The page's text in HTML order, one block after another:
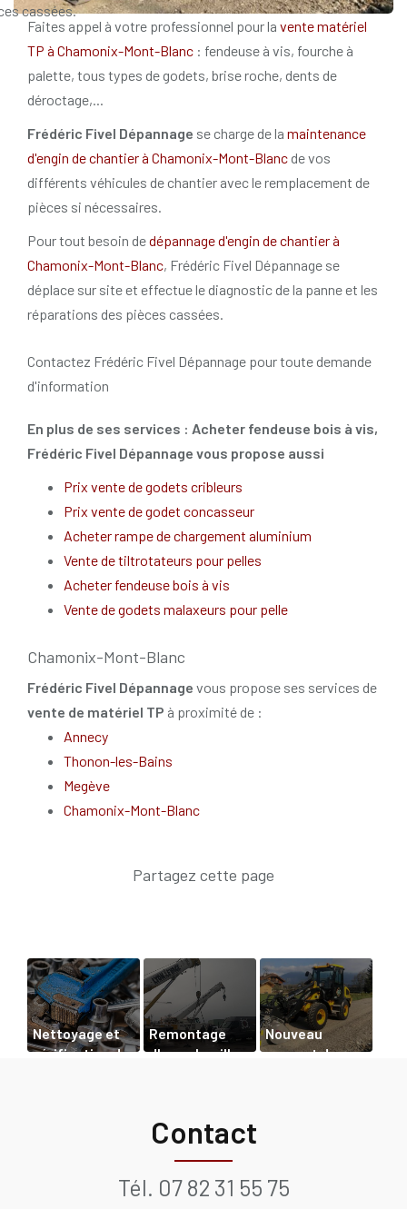
Faites appel à votre professionnel pour la vente matériel
TP à Chamonix-Mont-Blanc : fendeuse à vis, fourche à
palette, tous types de godets, brise roche, dents de
déroctage,...
Frédéric Fivel Dépannage se charge de la maintenance
d'engin de chantier à Chamonix-Mont-Blanc de vos
différents véhicules de chantier avec le remplacement de
pièces si nécessaires.
Pour tout besoin dedépannage d'engin de chantier à
Chamonix-Mont-Blanc, Frédéric Fivel Dépannage se
déplace sur site et effectue le diagnostic de la panne et les
réparations des pièces cassées.
cassées.
Contactez Frédéric Fivel Dépannage pour toute demande
d'information
En plus de ses services : Acheter fendeuse bois à vis,
Frédéric Fivel Dépannage vous propose aussi
Prix vente de godets cribleurs
Prix vente de godet concasseur
Acheter rampe de chargement aluminium
Vente de tiltrotateurs pour pelles
Acheter fendeuse bois à vis
Vente de godets malaxeurs pour pelle
Chamonix-Mont-Blanc
Frédéric Fivel Dépannage vous propose ses services de
vente de matériel TP à proximité de :
Annecy
Thonon-les-Bains
Megève
Chamonix-Mont-Blanc
Nettoyage et
vérification de
Remontage
d'une chenille
Nouveau
support de
Contact
Tél. 07 82 31 55 75